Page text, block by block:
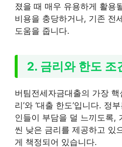
졌을 때 매우 유용하게 활용
비용을 충당하거나, 기존 전
도움을 줍니다.
2. 금리와 한도 조
버팀전세자금대출의 가장 핵
리’와 ‘대출 한도’입니다. 정
인들이 부담을 덜 느끼도록,
씬 낮은 금리를 제공하고 있
게 책정되어 있습니다.